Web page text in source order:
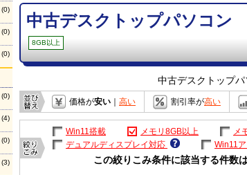
(0)
(0)
(0)
(0)
(4)
(0)
(3)
中古デスクトップパソコン
8GB以上
中古デスクトップパ
価格が安い 高い 割引率が高い
Win11搭載 メモリ8GB以上 メ
デュアルディスプレイ対応
Win11
この絞りこみ条件に該当する件数